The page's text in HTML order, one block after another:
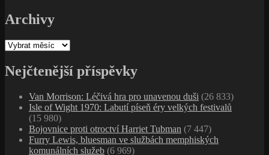
Archivy
Archivy
Nejčtenější příspěvky
Van Morrison: Léčivá hra pro unavenou duši (26 833)
Isle of Wight 1970: Labutí píseň éry velkých festivalů
(15 980)
Bojovnice proti otroctví Harriet Tubman (7 447)
Furry Lewis, bluesman ve službách memphiských
komunálních služeb (6 969)